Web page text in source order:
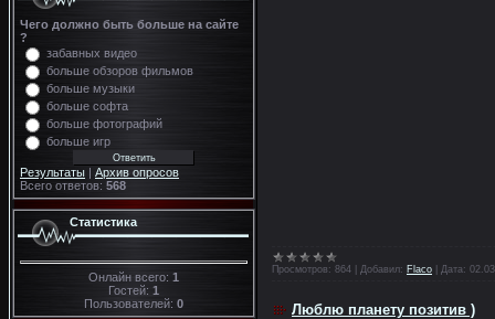
Чего должно быть больше на сайте
?
забавных видео
больше обзоров фильмов
больше музыки
больше софта
больше фотографий
больше игр
Результаты | Архив опросов
Всего ответов: 568
Статистика
Онлайн всего: 1
Гостей: 1
Пользователей: 0
Просмотров: 864 Добавил: Flaco Дата:
Люблю планету позитив )